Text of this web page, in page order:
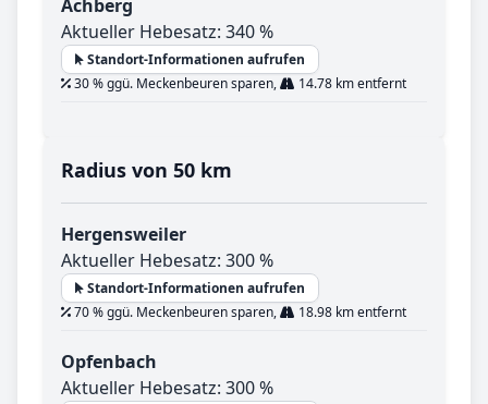
Achberg
Aktueller Hebesatz: 340 %
Standort-Informationen aufrufen
30 % ggü. Meckenbeuren sparen,
14.78 km entfernt
Radius von 50 km
Hergensweiler
Aktueller Hebesatz: 300 %
Standort-Informationen aufrufen
70 % ggü. Meckenbeuren sparen,
18.98 km entfernt
Opfenbach
Aktueller Hebesatz: 300 %